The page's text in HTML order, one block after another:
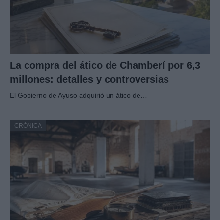
La compra del ático de Chamberí por 6,3
millones: detalles y controversias
El Gobierno de Ayuso adquirió un ático de…
CRÓNICA